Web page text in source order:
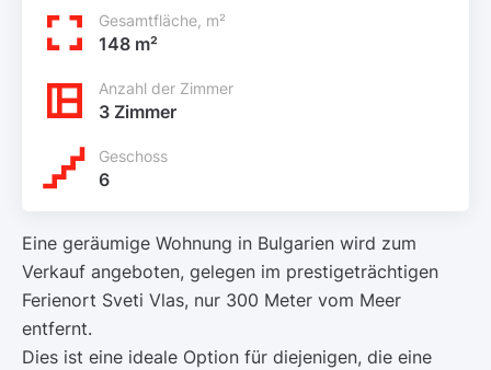
Gesamtfläche, m²
148 m²
Anzahl der Zimmer
3 Zimmer
Geschoss
6
Eine geräumige Wohnung in Bulgarien wird zum
Verkauf angeboten, gelegen im prestigeträchtigen
Ferienort Sveti Vlas, nur 300 Meter vom Meer
entfernt.
Dies ist eine ideale Option für diejenigen, die eine